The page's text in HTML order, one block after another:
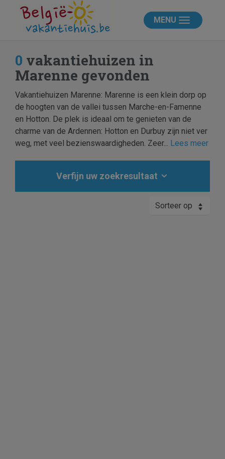
MENU
0 vakantiehuizen in
Marenne gevonden
Vakantiehuizen Marenne: Marenne is een klein dorp op
de hoogten van de vallei tussen Marche-en-Famenne
en Hotton. De plek is ideaal om te genieten van de
charme van de Ardennen: Hotton en Durbuy zijn niet ver
weg, met veel bezienswaardigheden. Zeer... Lees meer
Verfijn uw zoekresultaat
Sorteer op